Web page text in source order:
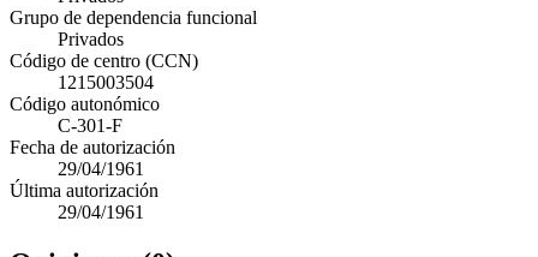
Grupo de dependencia funcional
Privados
Código de centro (CCN)
1215003504
Código autonómico
C-301-F
Fecha de autorización
29/04/1961
Última autorización
29/04/1961